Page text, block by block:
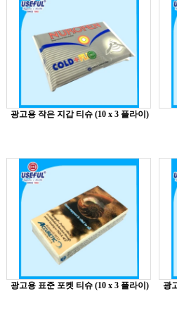
광고용 작은 지갑 티슈 (10 x 3 플라이)
광고용 표준 포켓 티슈 (10 x 3 플라이) 광